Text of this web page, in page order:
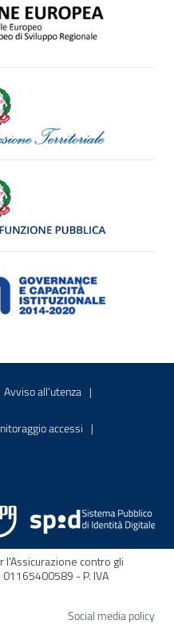
interno - Apre in una nuova
Avviso all’utenza Sito interno -
- Apre in una nuova finestra
accessi Sito interno -
stessa finestra
contro gli
- P. IVA
Social media policy